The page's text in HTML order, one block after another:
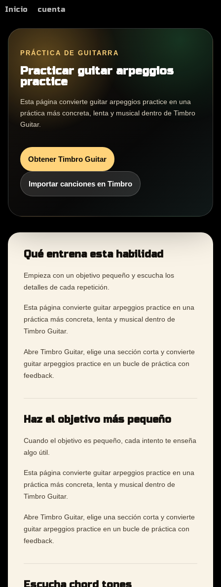
Inicio cuenta
PRÁCTICA DE GUITARRA
Practicar guitar arpeggios
practice
Esta página convierte guitar arpeggios practice en una
práctica más concreta, lenta y musical dentro de Timbro
Guitar.
Obtener Timbro Guitar
Importar canciones en Timbro
Qué entrena esta habilidad
Empieza con un objetivo pequeño y escucha los
detalles de cada repetición.
Esta página convierte guitar arpeggios practice en una
práctica más concreta, lenta y musical dentro de
Timbro Guitar.
Abre Timbro Guitar, elige una sección corta y convierte
guitar arpeggios practice en un bucle de práctica con
feedback.
Haz el objetivo más pequeño
Cuando el objetivo es pequeño, cada intento te enseña
algo útil.
Esta página convierte guitar arpeggios practice en una
práctica más concreta, lenta y musical dentro de
Timbro Guitar.
Abre Timbro Guitar, elige una sección corta y convierte
guitar arpeggios practice en un bucle de práctica con
feedback.